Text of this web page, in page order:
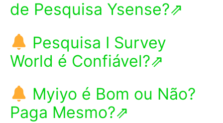
de Pesquisa Ysense?⇗
Pesquisa I Survey
World é Confiável?⇗
Myiyo é Bom ou Não?
Paga Mesmo?⇗